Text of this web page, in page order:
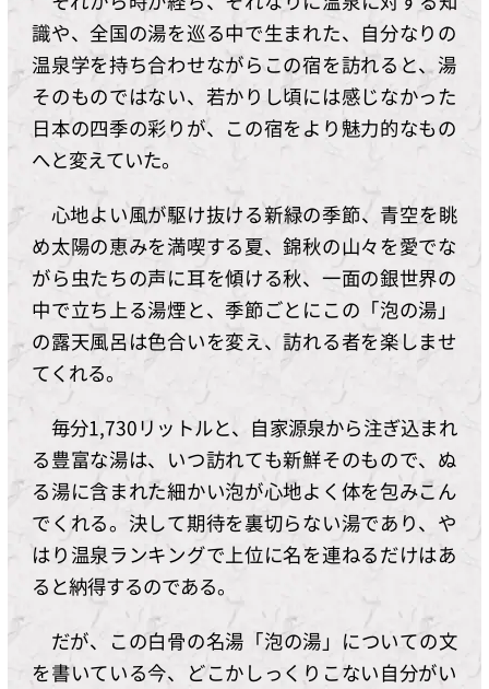
識や、全国の湯を巡る中で生まれた、自分なりの
温泉学を持ち合わせながらこの宿を訪れると、湯
そのものではない、若かりし頃には感じなかった
日本の四季の彩りが、この宿をより魅力的なもの
へと変えていた。
心地よい風が駆け抜ける新緑の季節、青空を眺
め太陽の恵みを満喫する夏、錦秋の山々を愛でな
がら虫たちの声に耳を傾ける秋、一面の銀世界の
中で立ち上る湯煙と、季節ごとにこの「泡の湯」
の露天風呂は色合いを変え、訪れる者を楽しませ
てくれる。
毎分1,730リットルと、自家源泉から注ぎ込まれ
る豊富な湯は、いつ訪れても新鮮そのもので、ぬ
る湯に含まれた細かい泡が心地よく体を包みこん
でくれる。決して期待を裏切らない湯であり、や
はり温泉ランキングで上位に名を連ねるだけはあ
ると納得するのである。
だが、この白骨の名湯「泡の湯」についての文
を書いている今、どこかしっくりこない自分がい